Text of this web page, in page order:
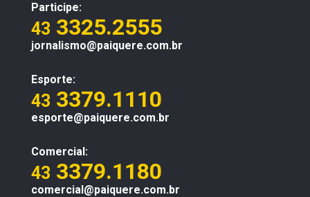
Participe:
43 3325.2555
jornalismo@paiquere.com.br
Esporte:
43 3379.1110
esporte@paiquere.com.br
Comercial:
43 3379.1180
comercial@paiquere.com.br